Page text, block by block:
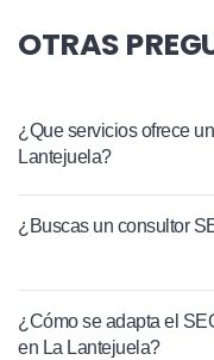
OTRAS
¿Que servicios ofrece
Lantejuela?
¿Buscas un consultor
¿Cómo se adapta el
en La Lantejuela?